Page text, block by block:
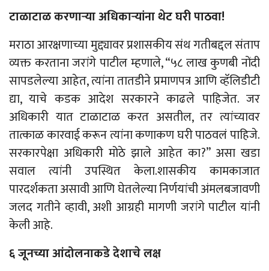
टाळाटाळ करणाऱ्या अधिकाऱ्यांना थेट घरी पाठवा!
मराठा आरक्षणाच्या मुद्द्यावर प्रशासकीय संथ गतीबद्दल संताप
व्यक्त करताना जरांगे पाटील म्हणाले, “५८ लाख कुणबी नोंदी
सापडलेल्या आहेत, त्यांना तातडीने प्रमाणपत्र आणि व्हॅलिडीटी
द्या, याचे कडक आदेश सरकारने काढले पाहिजेत. जर
अधिकारी यात टाळाटाळ करत असतील, तर त्यांच्यावर
तात्काळ कारवाई करून त्यांना कणाकण घरी पाठवलं पाहिजे.
सरकारपेक्षा अधिकारी मोठे झाले आहेत का?” असा खडा
सवाल त्यांनी उपस्थित केला.शासकीय कामकाजात
पारदर्शकता असावी आणि घेतलेल्या निर्णयांची अंमलबजावणी
जलद गतीने व्हावी, अशी आग्रही मागणी जरांगे पाटील यांनी
केली आहे.
६ जूनच्या आंदोलनाकडे देशाचे लक्ष